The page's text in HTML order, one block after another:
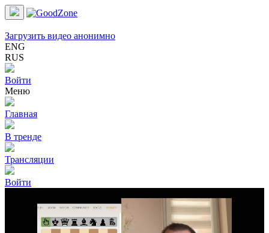
Загрузить видео анонимно
ENG
RUS
Войти
Меню
Главная
В тренде
Трансляции
Войти